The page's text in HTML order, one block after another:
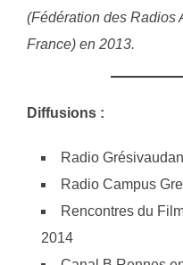
(Fédération des Radios
France) en 2013.
Diffusions :
Radio
Radio Campus
Rencontres du
2014